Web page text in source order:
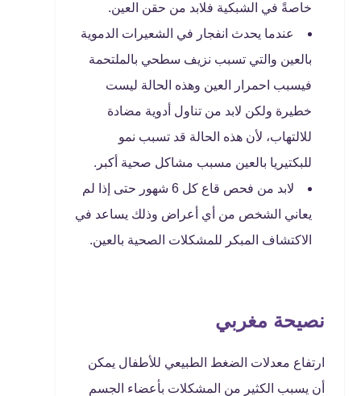
خاصةً في الشبكية فلابد من حقن العين.
عندما يحدث انفجار في الشعيرات الدموية
بالعين والتي تسبب نزيف سطحي بالملتحمة
فيسبب احمرار العين وهذه الحالة ليست
خطيرة ولكن لابد من تناول أدوية مضادة
للالتهاب، لأن هذه الحالة قد تسبب نمو
للبكتيريا بالعين مسبب مشاكل صحية أكبر.
لابد من فحص قاع كل 6 شهور حتى إذا لم
يعاني الشخص من أي أعراض وذلك يساعد في
الاكتشاف المبكر للمشكلات الصحية بالعين.
نصيحة مغربي
ارتفاع معدلات الضغط الطبيعي للأطفال يمكن
أن يسبب الكثير من المشكلات بأعضاء الجسم